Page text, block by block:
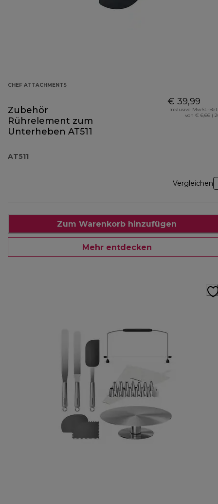
CHEF ATTACHMENTS
Zubehör
Rührelement zum
Unterheben AT511
AT511
€ 39,99
Inklusive MwSt.-
von € 6,66 (
Vergleichen
Zum Warenkorb hinzufügen
Mehr entdecken